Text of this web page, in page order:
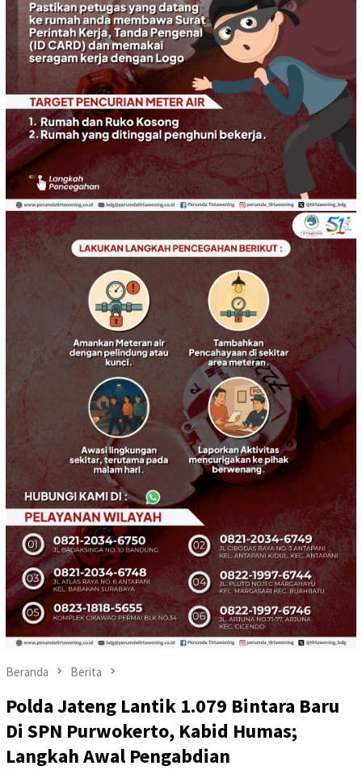
Beranda Berita
Polda Jateng Lantik 1.079 Bintara Baru
Di SPN Purwokerto, Kabid Humas;
Langkah Awal Pengabdian